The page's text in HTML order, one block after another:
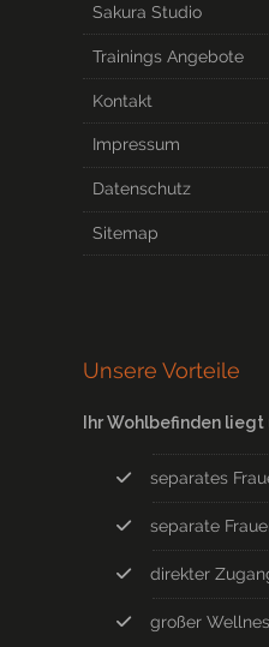
Sakura Studio
Trainings Angebote
Kontakt
Impressum
Datenschutz
Sitemap
Unsere Vorteile
Ihr Wohlbefinden liegt
separates
separate
direkter
großer